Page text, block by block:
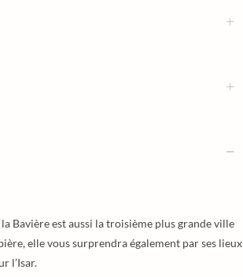
Bavière est aussi la troisième plus grande ville
elle vous surprendra également par ses lieux
l’Isar.